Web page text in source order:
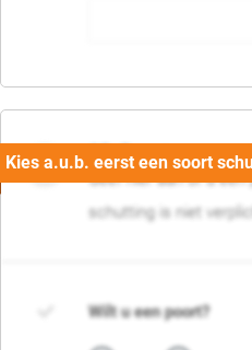
05. Poort
Geef hier aan of u
schutting is niet
Wilt u een poort?